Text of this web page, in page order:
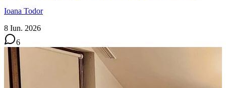
Ioana Todor
8 Iun. 2026
6